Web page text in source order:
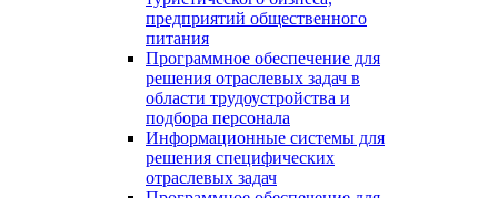
предприятий общественного
питания
Программное обеспечение для
решения отраслевых задач в
области трудоустройства и
подбора персонала
Информационные системы для
решения специфических
отраслевых задач